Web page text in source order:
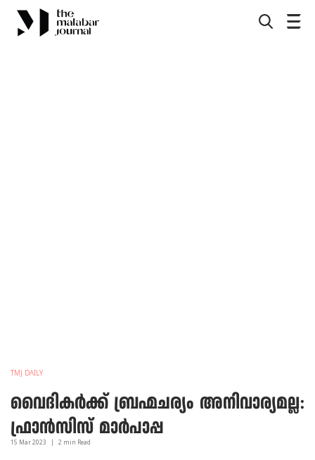
TMJ DAILY
വൈദികര്‍ക്ക്‌ ബ്രഹ്മചര്യം അനിവാര്യമല്ല:
ഫ്രാന്‍സിസ്‌ മാര്‍പാപ്പ
15 Mar 2023 2 min Read